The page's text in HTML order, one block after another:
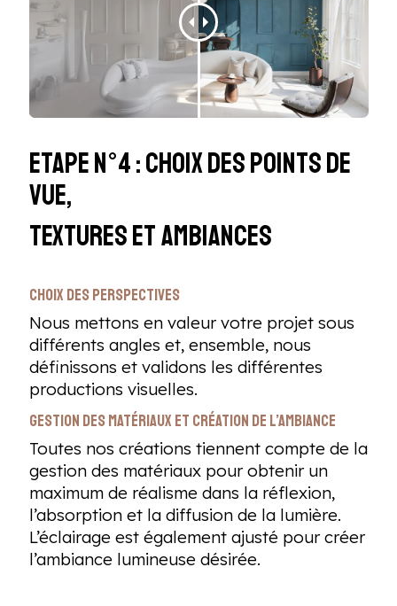
Etape n°4 : Choix des points de
vue,
textures et ambiances
Choix des perspectives
Nous mettons en valeur votre projet sous
différents angles et, ensemble, nous
définissons et validons les différentes
productions visuelles.
Gestion des matériaux et création de l’ambiance
Toutes nos créations tiennent compte de la
gestion des matériaux pour obtenir un
maximum de réalisme dans la réflexion,
l’absorption et la diffusion de la lumière.
L’éclairage est également ajusté pour créer
l’ambiance lumineuse désirée.